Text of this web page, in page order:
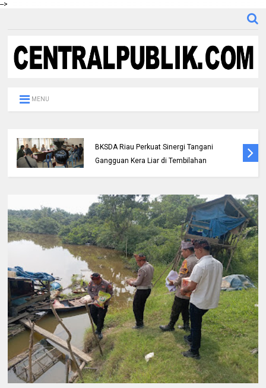
-->
MENU
BKSDA Riau Perkuat Sinergi Tangani
Gangguan Kera Liar di Tembilahan